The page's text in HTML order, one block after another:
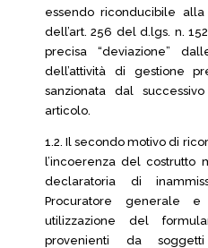
essendo riconducibile
dell’art. 256 del d.lgs. n.
precisa “deviazione”
dell’attività di gestione
sanzionata dal
articolo.
1.2. Il secondo motivo di
l’incoerenza del costrutto
declaratoria di
Procuratore generale
utilizzazione del
provenienti da